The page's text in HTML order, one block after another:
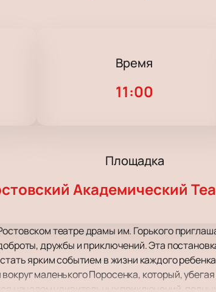
Время
11:00
Площадка
Академический
театре драмы им. Горького
дружбы и приключений. Эта
ярким событием в жизни каждого
маленького Поросенка, который,
началом удивительных приключений,